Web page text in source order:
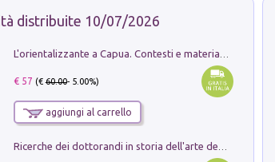
distribuite 10/07/2026
€ 57 (€60.00- 5.00%)
aggiungi al carrello
Ricerche dei dottorandi in storia dell'arte della Sapienza